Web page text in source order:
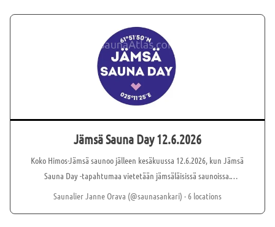
Jämsä Sauna Day 12.6.2026
Koko Himos-Jämsä saunoo jälleen kesäkuussa 12.6.2026, kun Jämsä
Sauna Day -tapahtumaa vietetään jämsäläisissä saunoissa.
Tapahtuma on osana laajempaa Keski-Suomen
Saunalier Janne Orava (@saunasankari) · 6 locations